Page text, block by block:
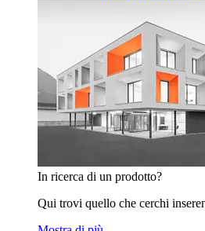
In ricerca di un prodotto?
Qui trovi quello che cerchi